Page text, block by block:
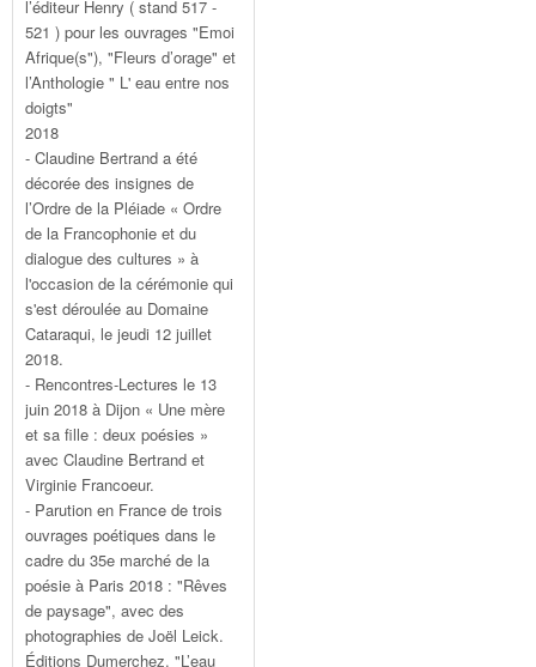
l’éditeur Henry ( stand 517 -
521 ) pour les ouvrages "Emoi
Afrique(s"), "Fleurs d’orage" et
l’Anthologie " L' eau entre nos
doigts"
2018
- Claudine Bertrand a été
décorée des insignes de
l’Ordre de la Pléiade « Ordre
de la Francophonie et du
dialogue des cultures » à
l'occasion de la cérémonie qui
s'est déroulée au Domaine
Cataraqui, le jeudi 12 juillet
2018.
- Rencontres-Lectures le 13
juin 2018 à Dijon « Une mère
et sa fille : deux poésies »
avec Claudine Bertrand et
Virginie Francoeur.
- Parution en France de trois
ouvrages poétiques dans le
cadre du 35e marché de la
poésie à Paris 2018 : "Rêves
de paysage", avec des
photographies de Joël Leick.
Éditions Dumerchez. "L’eau